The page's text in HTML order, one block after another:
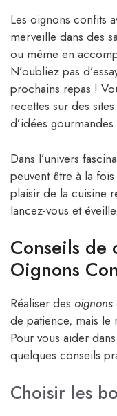
Les oignons confits
merveille dans des
ou même en
N’oubliez pas
prochains repas !
recettes sur des
d’idées gourmandes.
Dans l’univers
peuvent être à la
plaisir de la cuisine
lancez-vous et
Conseils de
Oignons
Réaliser des oignons
de patience, mais le
Pour vous aider
quelques conseils
Choisir les